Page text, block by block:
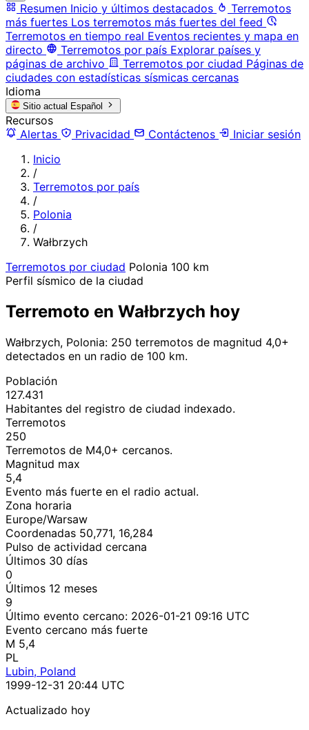
Resumen Inicio y últimos destacados
Terremotos
más fuertes Los terremotos más fuertes del feed
Terremotos en tiempo real Eventos recientes y mapa en
directo
Terremotos por país Explorar países y
páginas de archivo
Terremotos por ciudad Páginas de
ciudades con estadísticas sísmicas cercanas
Idioma
Sitio actual Español
Recursos
Alertas
Privacidad Contáctenos
Iniciar sesión
Inicio
/
Terremotos por país
/
Polonia
/
Wałbrzych
Terremotos por ciudad Polonia 100 km
Perfil sísmico de la ciudad
Terremoto en Wałbrzych hoy
Wałbrzych, Polonia: 250 terremotos de magnitud 4,0+
detectados en un radio de 100 km.
Población
127.431
Habitantes del registro de ciudad indexado.
Terremotos
250
Terremotos de M4,0+ cercanos.
Magnitud max
5,4
Evento más fuerte en el radio actual.
Zona horaria
Europe/Warsaw
Coordenadas 50,771, 16,284
Pulso de actividad cercana
Últimos 30 días
0
Últimos 12 meses
9
Último evento cercano: 2026-01-21 09:16 UTC
Evento cercano más fuerte
M 5,4
PL
Lubin, Poland
1999-12-31 20:44 UTC
Actualizado hoy